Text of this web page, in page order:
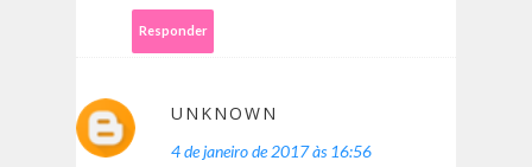
Responder
UNKNOWN
4 de janeiro de 2017 às 16:56